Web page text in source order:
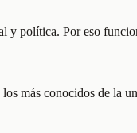
y política. Por eso
más conocidos de la